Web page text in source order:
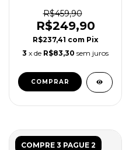
R$459,90
R$249,90
R$237,41 com Pix
3 x de R$83,30 sem juros
COMPRAR
COMPRE 3 PAGUE 2